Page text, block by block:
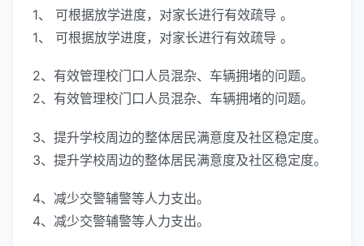
1、 可根据放学进度，对家长进行有效疏导 。
1、 可根据放学进度，对家长进行有效疏导 。
2、有效管理校门口人员混杂、车辆拥堵的问题。
2、有效管理校门口人员混杂、车辆拥堵的问题。
3、提升学校周边的整体居民满意度及社区稳定度。
3、提升学校周边的整体居民满意度及社区稳定度。
4、减少交警辅警等人力支出。
4、减少交警辅警等人力支出。